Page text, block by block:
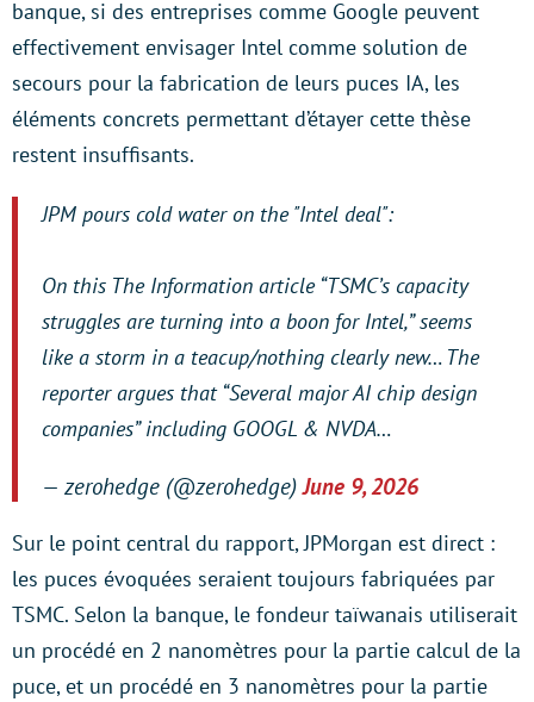
banque, si des entreprises comme Google peuvent
effectivement envisager Intel comme solution de
secours pour la fabrication de leurs puces IA, les
éléments concrets permettant d’étayer cette thèse
restent insuffisants.
JPM pours cold water on the "Intel deal":
On this The Information article “TSMC’s capacity
struggles are turning into a boon for Intel,” seems
like a storm in a teacup/nothing clearly new… The
reporter argues that “Several major AI chip design
companies” including GOOGL & NVDA…
— zerohedge (@zerohedge)June 9, 2026
Sur le point central du rapport, JPMorgan est direct :
les puces évoquées seraient toujours fabriquées par
TSMC. Selon la banque, le fondeur taïwanais utiliserait
un procédé en 2 nanomètres pour la partie calcul de la
puce, et un procédé en 3 nanomètres pour la partie